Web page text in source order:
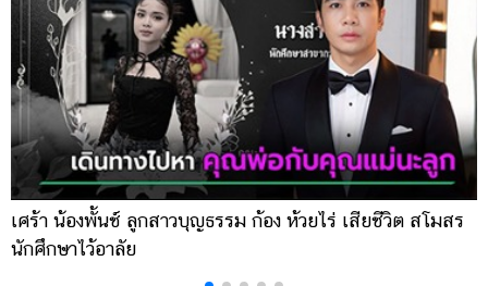
ร่วม
งาน
กับ
เรา
เศร้า น้องพั้นช์ ลูกสาวบุญธรรม ก้อง ห้วยไร่ เสียชีวิต สโมสร
นักศึกษาไว้อาลัย